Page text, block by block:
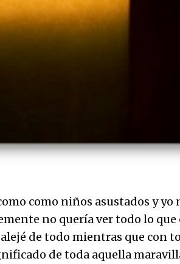
como niños asustados y yo
no quería ver todo lo que
de todo mientras que con
de toda aquella